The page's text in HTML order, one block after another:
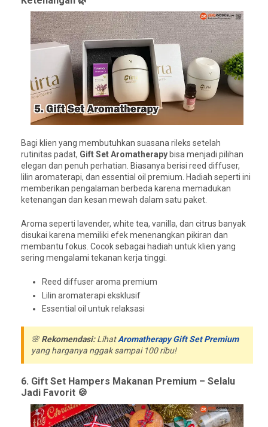
Bagi klien yang membutuhkan suasana rileks setelah
rutinitas padat, Gift Set Aromatherapy bisa menjadi pilihan
elegan dan penuh perhatian. Biasanya berisi reed diffuser,
lilin aromaterapi, dan essential oil premium. Hadiah seperti ini
memberikan pengalaman berbeda karena memadukan
ketenangan dan kesan mewah dalam satu paket.
Aroma seperti lavender, white tea, vanilla, dan citrus banyak
disukai karena memiliki efek menenangkan pikiran dan
membantu fokus. Cocok sebagai hadiah untuk klien yang
sering mengalami tekanan kerja tinggi.
Reed diffuser aroma premium
Lilin aromaterapi eksklusif
Essential oil untuk relaksasi
🌸Rekomendasi:LihatAromatherapy Gift Set Premium
yang harganya nggak sampai 100 ribu!
6. Gift Set Hampers Makanan Premium – Selalu
Jadi Favorit 🍪